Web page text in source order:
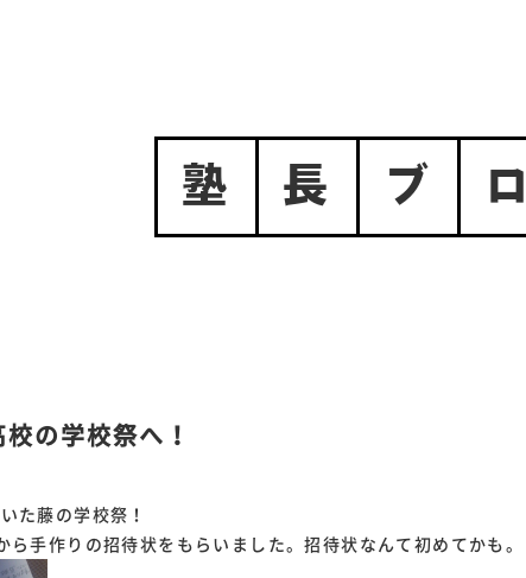
塾 長 ブ ロ
の学校祭へ！
た藤の学校祭！
ら手作りの招待状をもらいました。招待状なんて初めてかも。